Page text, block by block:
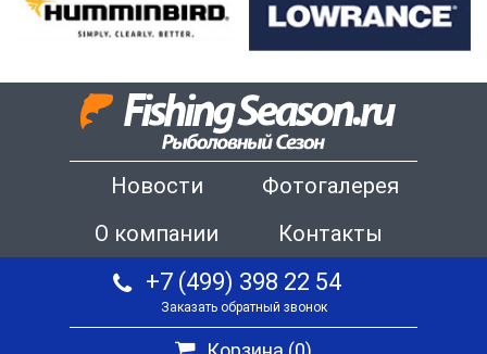
Новости
Фотогалерея
О компании
Контакты
+7 (499) 398 22 54
Заказать обратный звонок